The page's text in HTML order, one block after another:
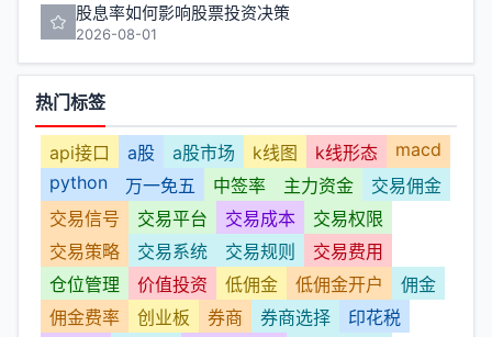
股息率如何影响股票投资决策
2026-08-01
热门标签
api接口 a股 a股市场 k线图 k线形态
macd
python
万一免五 中签率 主力资金
交易佣金
交易信号
交易平台 交易成本
交易权限
交易策略
交易系统 交易规则
交易费用
仓位管理
价值投资 低佣金 低佣金开户
佣金
佣金费率
创业板 券商 券商选择
印花税